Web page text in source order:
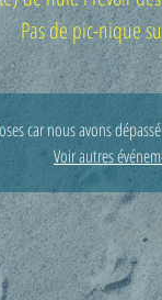
Pas de pic-nique
car nous avons
Voir autres